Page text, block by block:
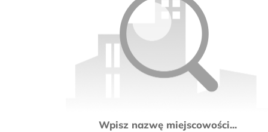
Wpisz nazwę miejscowości...